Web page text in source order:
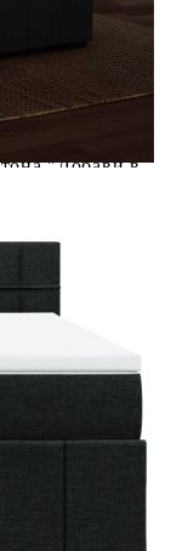
цел.
"Добави в
изберете броя
цел.
"Добави в
и
стойността на
оскъпяване. За